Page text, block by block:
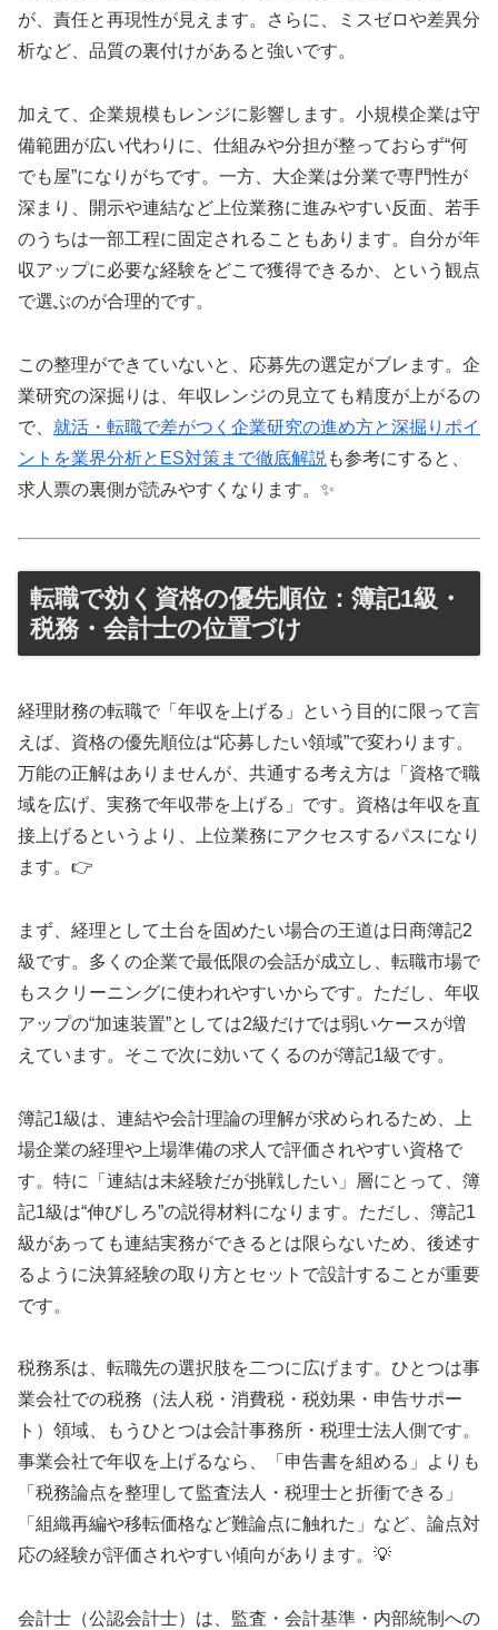
が、責任と再現性が見えます。さらに、ミスゼロや差異分
析など、品質の裏付けがあると強いです。
加えて、企業規模もレンジに影響します。小規模企業は守
備範囲が広い代わりに、仕組みや分担が整っておらず“何
でも屋”になりがちです。一方、大企業は分業で専門性が
深まり、開示や連結など上位業務に進みやすい反面、若手
のうちは一部工程に固定されることもあります。自分が年
収アップに必要な経験をどこで獲得できるか、という観点
で選ぶのが合理的です。
この整理ができていないと、応募先の選定がブレます。企
業研究の深掘りは、年収レンジの見立ても精度が上がるの
で、 就活・転職で差がつく企業研究の進め方と深掘りポイ
ントを業界分析とES対策まで徹底解説 も参考にすると、
求人票の裏側が読みやすくなります。✨
転職で効く資格の優先順位：簿記1級・
税務・会計士の位置づけ
経理財務の転職で「年収を上げる」という目的に限って言
えば、資格の優先順位は“応募したい領域”で変わります。
万能の正解はありませんが、共通する考え方は「資格で職
域を広げ、実務で年収帯を上げる」です。資格は年収を直
接上げるというより、上位業務にアクセスするパスになり
ます。👉
まず、経理として土台を固めたい場合の王道は日商簿記2
級です。多くの企業で最低限の会話が成立し、転職市場で
もスクリーニングに使われやすいからです。ただし、年収
アップの“加速装置”としては2級だけでは弱いケースが増
えています。そこで次に効いてくるのが簿記1級です。
簿記1級は、連結や会計理論の理解が求められるため、上
場企業の経理や上場準備の求人で評価されやすい資格で
す。特に「連結は未経験だが挑戦したい」層にとって、簿
記1級は“伸びしろ”の説得材料になります。ただし、簿記1
級があっても連結実務ができるとは限らないため、後述す
るように決算経験の取り方とセットで設計することが重要
です。
税務系は、転職先の選択肢を二つに広げます。ひとつは事
業会社での税務（法人税・消費税・税効果・申告サポー
ト）領域、もうひとつは会計事務所・税理士法人側です。
事業会社で年収を上げるなら、「申告書を組める」よりも
「税務論点を整理して監査法人・税理士と折衝できる」
「組織再編や移転価格など難論点に触れた」など、論点対
応の経験が評価されやすい傾向があります。💡
会計士（公認会計士）は、監査・会計基準・内部統制への